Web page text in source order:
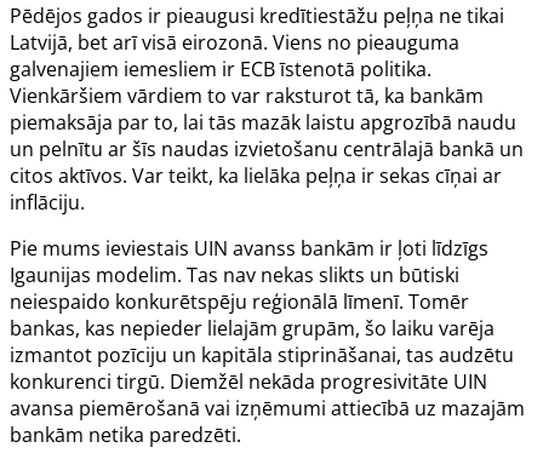
Pēdējos gados ir pieaugusi kredītiestāžu peļņa ne tikai
Latvijā, bet arī visā eirozonā. Viens no pieauguma
galvenajiem iemesliem ir ECB īstenotā politika.
Vienkāršiem vārdiem to var raksturot tā, ka bankām
piemaksāja par to, lai tās mazāk laistu apgrozībā naudu
un pelnītu ar šīs naudas izvietošanu centrālajā bankā un
citos aktīvos. Var teikt, ka lielāka peļņa ir sekas cīņai ar
inflāciju.
Pie mums ieviestais UIN avanss bankām ir ļoti līdzīgs
Igaunijas modelim. Tas nav nekas slikts un būtiski
neiespaido konkurētspēju reģionālā līmenī. Tomēr
bankas, kas nepieder lielajām grupām, šo laiku varēja
izmantot pozīciju un kapitāla stiprināšanai, tas audzētu
konkurenci tirgū. Diemžēl nekāda progresivitāte UIN
avansa piemērošanā vai izņēmumi attiecībā uz mazajām
bankām netika paredzēti.